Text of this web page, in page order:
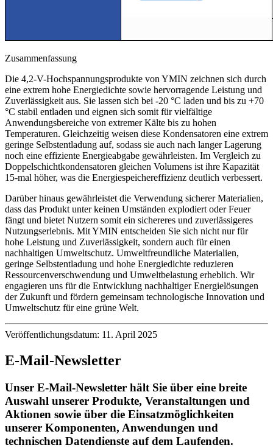
Zusammenfassung
Die 4,2-V-Hochspannungsprodukte von YMIN zeichnen sich durch
eine extrem hohe Energiedichte sowie hervorragende Leistung und
Zuverlässigkeit aus. Sie lassen sich bei -20 °C laden und bis zu +70
°C stabil entladen und eignen sich somit für vielfältige
Anwendungsbereiche von extremer Kälte bis zu hohen
Temperaturen. Gleichzeitig weisen diese Kondensatoren eine extrem
geringe Selbstentladung auf, sodass sie auch nach langer Lagerung
noch eine effiziente Energieabgabe gewährleisten. Im Vergleich zu
Doppelschichtkondensatoren gleichen Volumens ist ihre Kapazität
15-mal höher, was die Energiespeichereffizienz deutlich verbessert.
Darüber hinaus gewährleistet die Verwendung sicherer Materialien,
dass das Produkt unter keinen Umständen explodiert oder Feuer
fängt und bietet Nutzern somit ein sichereres und zuverlässigeres
Nutzungserlebnis. Mit YMIN entscheiden Sie sich nicht nur für
hohe Leistung und Zuverlässigkeit, sondern auch für einen
nachhaltigen Umweltschutz. Umweltfreundliche Materialien,
geringe Selbstentladung und hohe Energiedichte reduzieren
Ressourcenverschwendung und Umweltbelastung erheblich. Wir
engagieren uns für die Entwicklung nachhaltiger Energielösungen
der Zukunft und fördern gemeinsam technologische Innovation und
Umweltschutz für eine grüne Welt.
Veröffentlichungsdatum: 11. April 2025
E-Mail-Newsletter
Unser E-Mail-Newsletter hält Sie über eine breite
Auswahl unserer Produkte, Veranstaltungen und
Aktionen sowie über die Einsatzmöglichkeiten
unserer Komponenten, Anwendungen und
technischen Datendienste auf dem Laufenden.